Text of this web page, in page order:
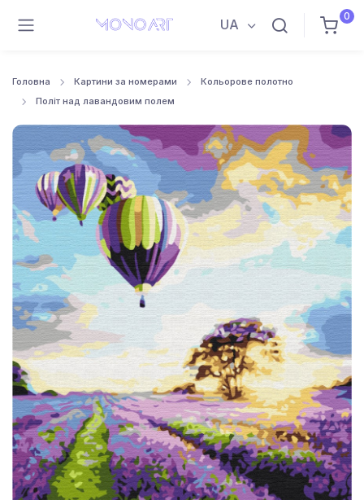
UA
0
Головна Картини за номерами
Кольорове полотно
Політ над лавандовим полем